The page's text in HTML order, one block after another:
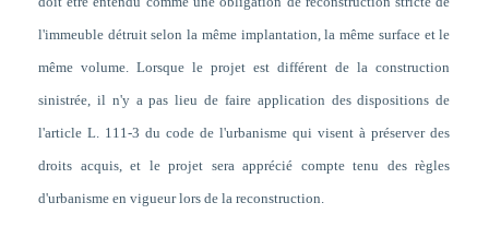
l'immeuble détruit selon la même implantation, la même surface et le
même volume. Lorsque le projet est différent de la construction
sinistrée, il n'y a pas lieu de faire application des dispositions de
l'article L. 111-3 du code de l'urbanisme qui visent à préserver des
droits acquis, et le projet sera apprécié compte tenu des règles
d'urbanisme en vigueur lors de la reconstruction.